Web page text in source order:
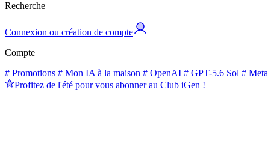
Recherche
Connexion ou création de compte
Compte
# Promotions # Mon IA à la maison # OpenAI # GPT-5.6 Sol # Meta
Profitez de l'été pour vous abonner au Club iGen !